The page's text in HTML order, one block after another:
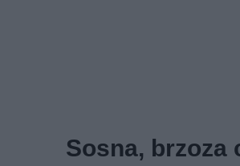
Sosna, brzoza